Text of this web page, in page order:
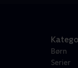
Børn
Serier